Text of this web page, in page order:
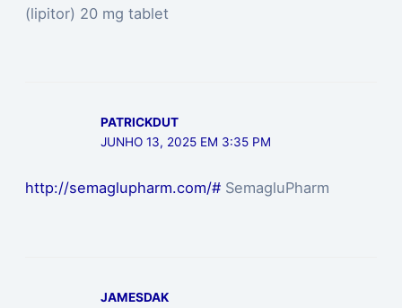
(lipitor) 20 mg tablet
PATRICKDUT
JUNHO 13, 2025 EM 3:35 PM
http://semaglupharm.com/# SemagluPharm
JAMESDAK